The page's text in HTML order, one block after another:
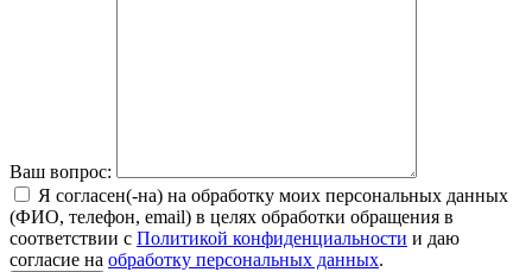
Ваш вопрос:
Я согласен(-на) на обработку моих персональных данных
(ФИО, телефон, email) в целях обработки обращения в
соответствии с Политикой конфиденциальности и даю
согласие на обработку персональных данных.